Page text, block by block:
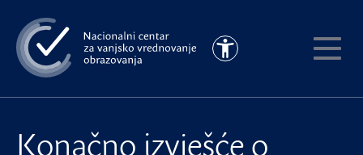
na
glavni
sadržaj
Pristupačnost
Konačno izvješće o